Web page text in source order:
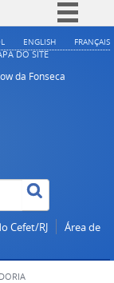
ENGLISH FRANÇAIS
DO SITE
da Fonseca
Cefet/RJ
Área de